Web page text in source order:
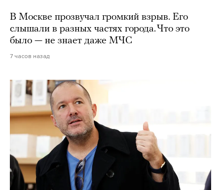
В Москве прозвучал громкий взрыв. Его
слышали в разных частях города. Что это
было — не знает даже МЧС
7 часов назад